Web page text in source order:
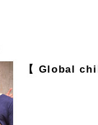
【 Global